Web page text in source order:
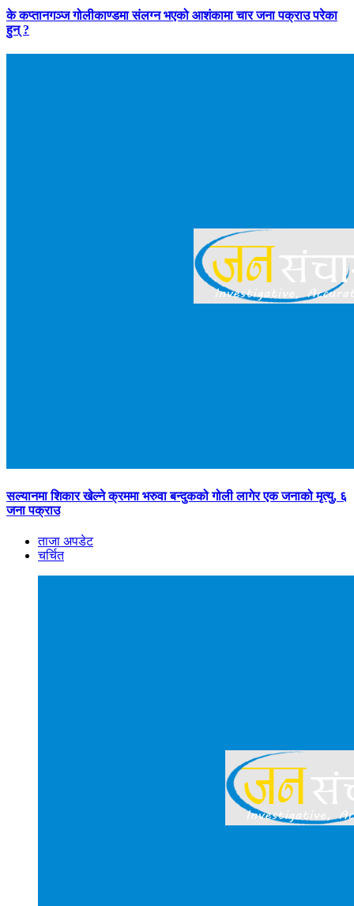
के कप्तानगञ्ज गोलीकाण्डमा संलग्न भएको आशंकामा चार जना पक्राउ परेका
हुन् ?
सल्यानमा शिकार खेल्ने क्रममा भरुवा बन्दुकको गोली लागेर एक जनाको मृत्यु, ६
जना पक्राउ
ताजा अपडेट
चर्चित